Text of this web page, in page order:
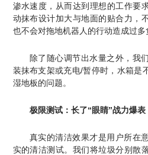
渗水速度，从而达到理想的工作要
动抹布设计加大与地面的贴合力，
也不会对拖地机器人的行动造成过多
除了随心调节出水量之外，我
装抹布支架或充电/暂停时，水箱是
湿地板的问题。
极限测试：长了“眼睛”战力爆表
真实的清洁效果才是用户所在
实的清洁测试。我们将垃圾分别散